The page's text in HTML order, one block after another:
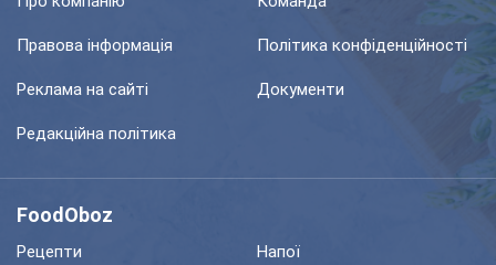
Правова інформація Політика конфіденційності
Реклама на сайті Документи
Редакційна політика
FoodOboz
Рецепти
Напої